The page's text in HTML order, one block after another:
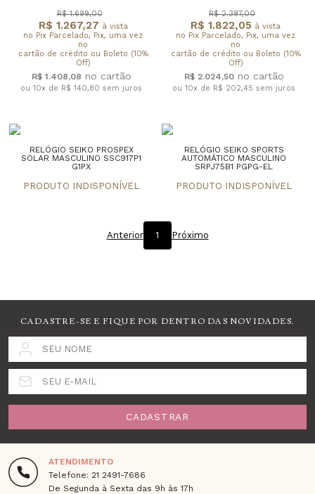
R$ 1.267,27 à vista
no Pix Parcelado, Pix, uma vez
no
cartão de crédito ou Boleto (10%
Off)
R$ 1.699,00
R$ 1.408,08
ou 10x de R$ 140,80 sem juros
R$ 1.822,05 à vista
no Pix Parcelado, Pix, uma vez
no
cartão de crédito ou Boleto (10%
Off)
R$ 2.387,00
R$ 2.024,50
ou 10x de R$ 202,45 sem juros
RELÓGIO SEIKO PROSPEX
SOLAR MASCULINO SSC917P1
G1PX
RELÓGIO SEIKO SPORTS
AUTOMÁTICO MASCULINO
SRPJ75B1 PGPG-EL
Anterior 1 Próximo
CADASTRE-SE E FIQUE POR DENTRO DAS NOVIDADES.
SEU NOME
SEU E-MAIL
CADASTRAR
ATENDIMENTO
Telefone: 21 2491-7686
De Segunda à Sexta das 9h às 17h